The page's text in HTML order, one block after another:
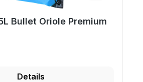
Bullet Oriole Premium
Details